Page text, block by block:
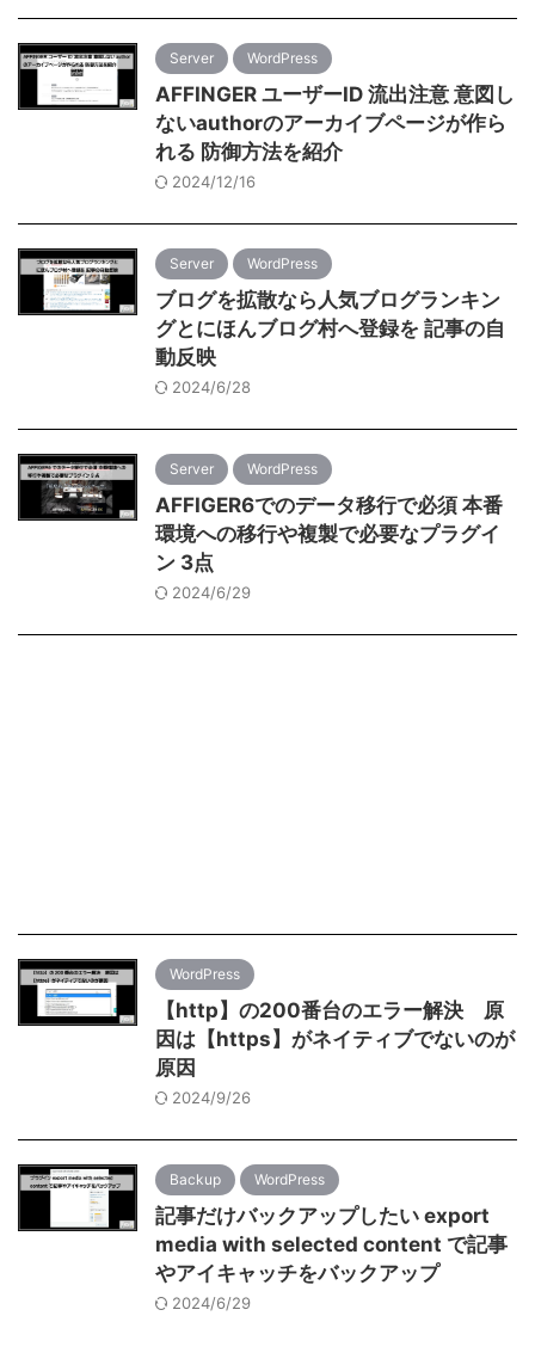
Server WordPress
AFFINGER ユーザーID 流出注意 意図し
ないauthorのアーカイブページが作ら
れる 防御方法を紹介
2024/12/16
Server WordPress
ブログを拡散なら人気ブログランキン
グとにほんブログ村へ登録を 記事の自
動反映
2024/6/28
Server WordPress
AFFIGER6でのデータ移行で必須 本番
環境への移行や複製で必要なプラグイ
ン 3点
2024/6/29
WordPress
【http】の200番台のエラー解決 原
因は【https】がネイティブでないのが
原因
2024/9/26
Backup WordPress
記事だけバックアップしたい export
media with selected content で記事
やアイキャッチをバックアップ
2024/6/29